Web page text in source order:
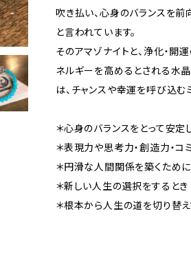
吹き払い、心身のバランスを
と言われています。
そのアマゾナイトと、浄化・開
ネルギーを高めるとされる水
は、チャンスや幸運を呼び込む
＊心身のバランスをとって安定
＊表現力や思考力・創造力・コ
＊円滑な人間関係を築くため
＊新しい人生の選択をするとき
＊根本から人生の道を切り替